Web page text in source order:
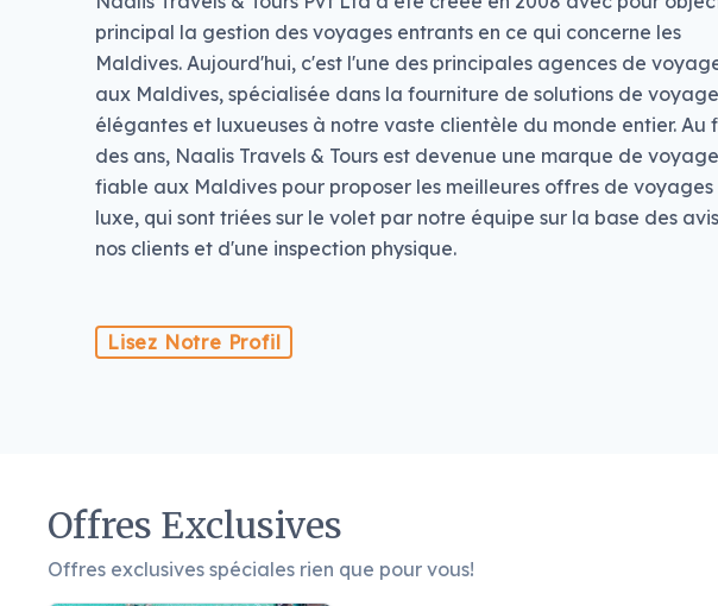
principal la gestion des voyages entrants en ce qui concerne les
Maldives. Aujourd'hui, c'est l'une des principales agences de
aux Maldives, spécialisée dans la fourniture de solutions de voyage
élégantes et luxueuses à notre vaste clientèle du monde entier. Au
des ans, Naalis Travels & Tours est devenue une marque de voyage
fiable aux Maldives pour proposer les meilleures offres de voyages
luxe, qui sont triées sur le volet par notre équipe sur la base des
nos clients et d'une inspection physique.
Lisez Notre Profil
Offres Exclusives
Offres exclusives spéciales rien que pour vous!